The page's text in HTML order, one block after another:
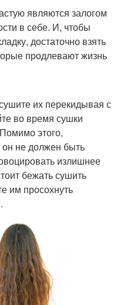
являются залогом
в себе. И, чтобы
достаточно взять
продлевают жизнь
их перекидывая с
во время сушки
этого,
он не должен быть
излишнее
бежать сушить
им просохнуть